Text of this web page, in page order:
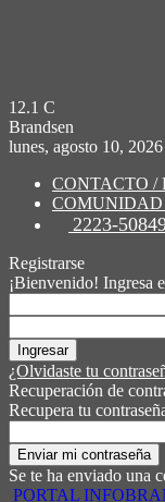
12.1 C
Brandsen
lunes, agosto 10, 2026
CONTACTO /
2223-
Registrarse
¡Bienvenido! Ingresa
¿Olvidaste tu
Recuperación de
Recupera tu
Se te ha enviado una
PORTAL